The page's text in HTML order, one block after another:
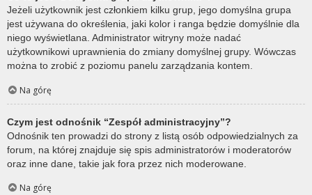
Jeżeli użytkownik jest członkiem kilku grup, jego domyślna grupa
jest używana do określenia, jaki kolor i ranga będzie domyślnie dla
niego wyświetlana. Administrator witryny może nadać
użytkownikowi uprawnienia do zmiany domyślnej grupy. Wówczas
można to zrobić z poziomu panelu zarządzania kontem.
Na górę
Czym jest odnośnik “Zespół administracyjny”?
Odnośnik ten prowadzi do strony z listą osób odpowiedzialnych za
forum, na której znajduje się spis administratorów i moderatorów
oraz inne dane, takie jak fora przez nich moderowane.
Na górę